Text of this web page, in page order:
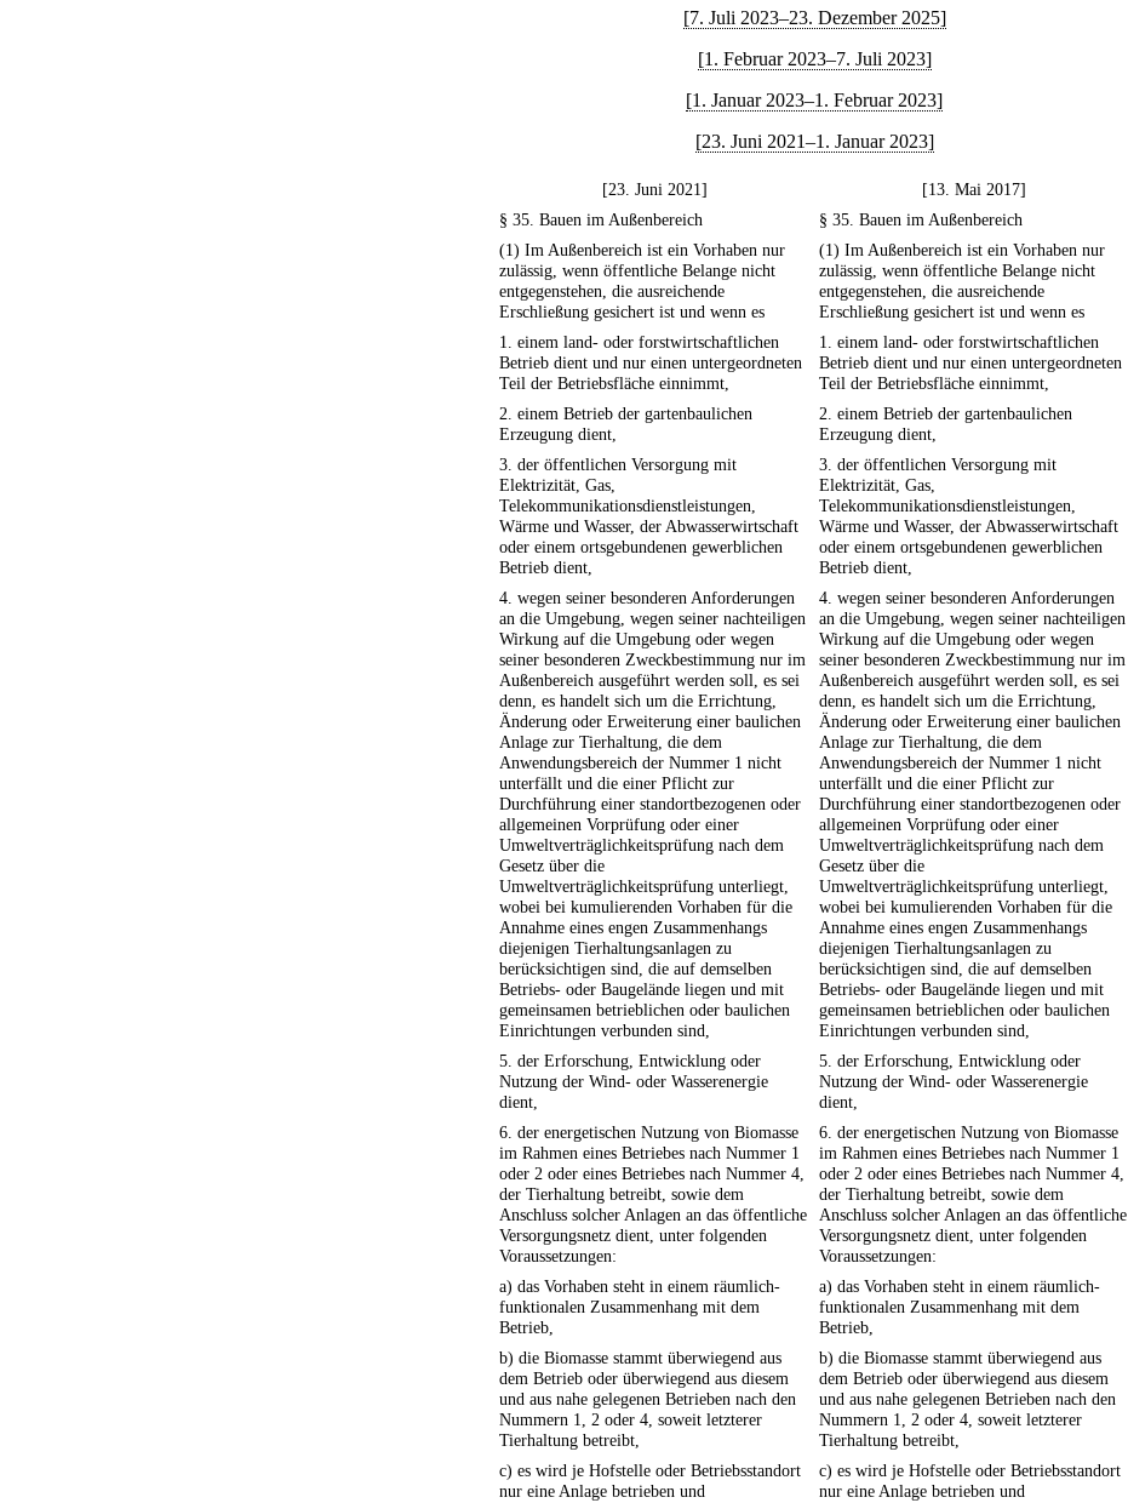
[7. Juli 2023–23. Dezember 2025]
[1. Februar 2023–7. Juli 2023]
[1. Januar 2023–1. Februar 2023]
[23. Juni 2021–1. Januar 2023]
[23. Juni 2021]
[13. Mai 2017]
§ 35. Bauen im Außenbereich
§ 35. Bauen im Außenbereich
(1) Im Außenbereich ist ein Vorhaben nur
zulässig, wenn öffentliche Belange nicht
entgegenstehen, die ausreichende
Erschließung gesichert ist und wenn es
(1) Im Außenbereich ist ein Vorhaben nur
zulässig, wenn öffentliche Belange nicht
entgegenstehen, die ausreichende
Erschließung gesichert ist und wenn es
1. einem land- oder forstwirtschaftlichen
Betrieb dient und nur einen untergeordneten
Teil der Betriebsfläche einnimmt,
1. einem land- oder forstwirtschaftlichen
Betrieb dient und nur einen untergeordneten
Teil der Betriebsfläche einnimmt,
2. einem Betrieb der gartenbaulichen
Erzeugung dient,
2. einem Betrieb der gartenbaulichen
Erzeugung dient,
3. der öffentlichen Versorgung mit
Elektrizität, Gas,
Telekommunikationsdienstleistungen,
Wärme und Wasser, der Abwasserwirtschaft
oder einem ortsgebundenen gewerblichen
Betrieb dient,
3. der öffentlichen Versorgung mit
Elektrizität, Gas,
Telekommunikationsdienstleistungen,
Wärme und Wasser, der Abwasserwirtschaft
oder einem ortsgebundenen gewerblichen
Betrieb dient,
4. wegen seiner besonderen Anforderungen
an die Umgebung, wegen seiner nachteiligen
Wirkung auf die Umgebung oder wegen
seiner besonderen Zweckbestimmung nur im
Außenbereich ausgeführt werden soll, es sei
denn, es handelt sich um die Errichtung,
Änderung oder Erweiterung einer baulichen
Anlage zur Tierhaltung, die dem
Anwendungsbereich der Nummer 1 nicht
unterfällt und die einer Pflicht zur
Durchführung einer standortbezogenen oder
allgemeinen Vorprüfung oder einer
Umweltverträglichkeitsprüfung nach dem
Gesetz über die
Umweltverträglichkeitsprüfung unterliegt,
wobei bei kumulierenden Vorhaben für die
Annahme eines engen Zusammenhangs
diejenigen Tierhaltungsanlagen zu
berücksichtigen sind, die auf demselben
Betriebs- oder Baugelände liegen und mit
gemeinsamen betrieblichen oder baulichen
Einrichtungen verbunden sind,
4. wegen seiner besonderen Anforderungen
an die Umgebung, wegen seiner nachteiligen
Wirkung auf die Umgebung oder wegen
seiner besonderen Zweckbestimmung nur im
Außenbereich ausgeführt werden soll, es sei
denn, es handelt sich um die Errichtung,
Änderung oder Erweiterung einer baulichen
Anlage zur Tierhaltung, die dem
Anwendungsbereich der Nummer 1 nicht
unterfällt und die einer Pflicht zur
Durchführung einer standortbezogenen oder
allgemeinen Vorprüfung oder einer
Umweltverträglichkeitsprüfung nach dem
Gesetz über die
Umweltverträglichkeitsprüfung unterliegt,
wobei bei kumulierenden Vorhaben für die
Annahme eines engen Zusammenhangs
diejenigen Tierhaltungsanlagen zu
berücksichtigen sind, die auf demselben
Betriebs- oder Baugelände liegen und mit
gemeinsamen betrieblichen oder baulichen
Einrichtungen verbunden sind,
5. der Erforschung, Entwicklung oder
Nutzung der Wind- oder Wasserenergie
dient,
5. der Erforschung, Entwicklung oder
Nutzung der Wind- oder Wasserenergie
dient,
6. der energetischen Nutzung von Biomasse
im Rahmen eines Betriebes nach Nummer 1
oder 2 oder eines Betriebes nach Nummer 4,
der Tierhaltung betreibt, sowie dem
Anschluss solcher Anlagen an das öffentliche
Versorgungsnetz dient, unter folgenden
Voraussetzungen:
6. der energetischen Nutzung von Biomasse
im Rahmen eines Betriebes nach Nummer 1
oder 2 oder eines Betriebes nach Nummer 4,
der Tierhaltung betreibt, sowie dem
Anschluss solcher Anlagen an das öffentliche
Versorgungsnetz dient, unter folgenden
Voraussetzungen:
a) das Vorhaben steht in einem räumlich-
funktionalen Zusammenhang mit dem
Betrieb,
a) das Vorhaben steht in einem räumlich-
funktionalen Zusammenhang mit dem
Betrieb,
b) die Biomasse stammt überwiegend aus
dem Betrieb oder überwiegend aus diesem
und aus nahe gelegenen Betrieben nach den
Nummern 1, 2 oder 4, soweit letzterer
Tierhaltung betreibt,
b) die Biomasse stammt überwiegend aus
dem Betrieb oder überwiegend aus diesem
und aus nahe gelegenen Betrieben nach den
Nummern 1, 2 oder 4, soweit letzterer
Tierhaltung betreibt,
c) es wird je Hofstelle oder Betriebsstandort
nur eine Anlage betrieben und
c) es wird je Hofstelle oder Betriebsstandort
nur eine Anlage betrieben und